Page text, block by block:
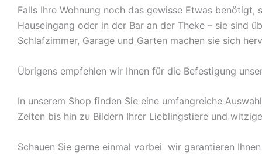
Falls Ihre Wohnung noch das gewisse Etwas benötigt,
Hauseingang oder in der Bar an der Theke – sie sind
Schlafzimmer, Garage und Garten machen sie sich
Übrigens empfehlen wir Ihnen für die Befestigung
In unserem Shop finden Sie eine umfangreiche
Zeiten bis hin zu Bildern Ihrer Lieblingstiere und
Schauen Sie gerne einmal vorbei  wir garantieren